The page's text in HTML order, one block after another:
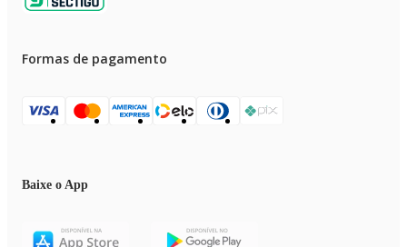
Formas de pagamento
Baixe o App